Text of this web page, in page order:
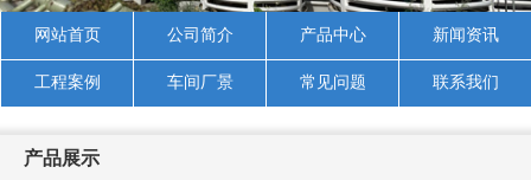
网站首页 公司简介 产品中心 新闻资讯
工程案例 车间厂景 常见问题 联系我们
产品展示